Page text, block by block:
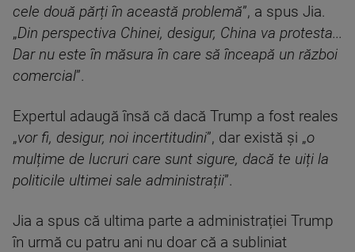
cele două părți în această problemă”, a spus Jia.
„Din perspectiva Chinei, desigur, China va protesta...
Dar nu este în măsura în care să înceapă un război
comercial”.
Expertul adaugă însă că dacă Trump a fost reales
„vor fi, desigur, noi incertitudini”, dar există și „o
mulțime de lucruri care sunt sigure, dacă te uiți la
politicile ultimei sale administrații”.
Jia a spus că ultima parte a administrației Trump
în urmă cu patru ani nu doar că a subliniat